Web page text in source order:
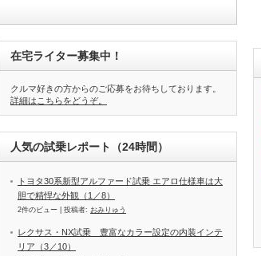
在宅ライター募集中！
クルマ好きの方からのご応募をお待ちしております。
詳細はこちらをどうぞ。
人気の試乗レポート（24時間）
トヨタ30系新型アルファード試乗 エアロ仕様車は大
胆で精悍な外観（1／8）
2件のビュー 投稿者: おみりゅう
レクサス・NX試乗 豊富なカラー設定の内装インテ
リア（3／10）